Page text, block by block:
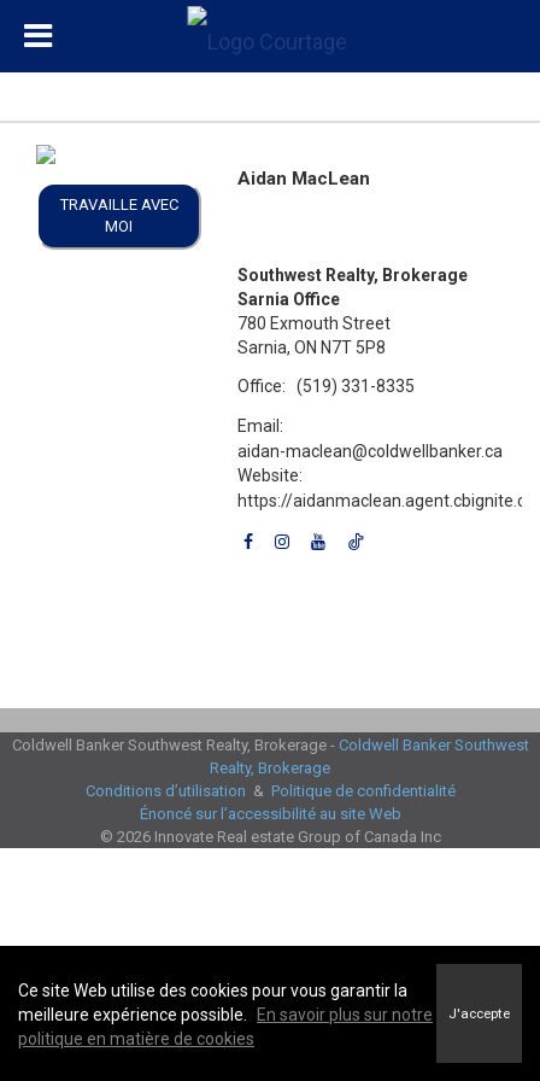
TRAVAILLE AVEC
MOI
Aidan MacLean
Southwest Realty, Brokerage
Sarnia Office
780 Exmouth Street
Sarnia, ON N7T 5P8
Office:
(519) 331-8335
Email:
aidan-maclean@coldwellbanker.ca
Website:
https://aidanmaclean.agent.cbignite.ca
Coldwell Banker Southwest Realty, Brokerage - Coldwell Banker Southwest
Realty, Brokerage
Conditions d’utilisation & Politique de confidentialité
Énoncé sur l’accessibilité au site Web
© 2026 Innovate Real estate Group of Canada Inc
Ce site Web utilise des cookies pour vous garantir la
meilleure expérience possible.
En savoir plus sur notre
politique en matière de cookies
J'accepte